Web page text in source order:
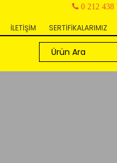
0 212 438
SERTİFİKALARIMIZ
İLETİŞİM